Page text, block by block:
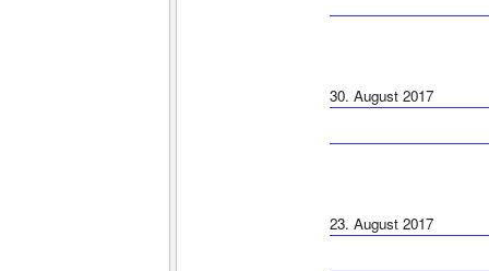
30. August 2017
23. August 2017